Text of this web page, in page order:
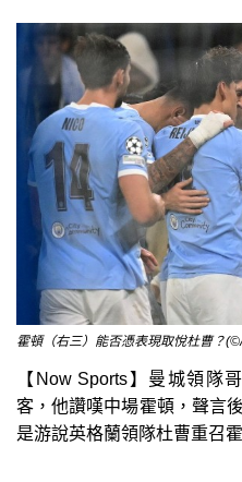
霍頓（右三）能否憑表現取悅杜曹？
【Now Sports】曼城領隊
客，他讚嘆中場霍頓，聲言
是游說英格蘭領隊杜曹重召